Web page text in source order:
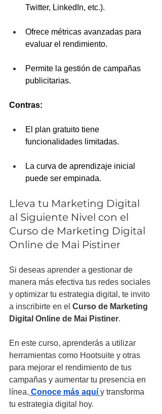
Twitter, LinkedIn, etc.).
Ofrece métricas avanzadas para
evaluar el rendimiento.
Permite la gestión de campañas
publicitarias.
Contras:
El plan gratuito tiene
funcionalidades limitadas.
La curva de aprendizaje inicial
puede ser empinada.
Lleva tu Marketing Digital
al Siguiente Nivel con el
Curso de Marketing Digital
Online de Mai Pistiner
Si deseas aprender a gestionar de
manera más efectiva tus redes sociales
y optimizar tu estrategia digital, te invito
a inscribirte en el Curso de Marketing
Digital Online de Mai Pistiner.
En este curso, aprenderás a utilizar
herramientas como Hootsuite y otras
para mejorar el rendimiento de tus
campañas y aumentar tu presencia en
línea. Conoce más aquí y transforma
tu estrategia digital hoy.